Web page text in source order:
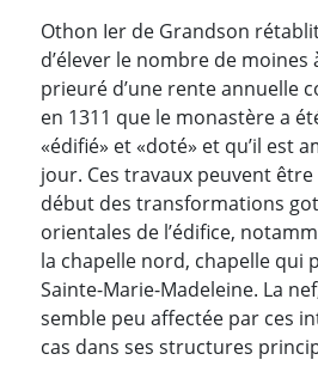
Othon Ier de Grandson
d’élever le nombre de moines
prieuré d’une rente annuelle
en 1311 que le monastère a
«édifié» et «doté» et qu’il est
jour. Ces travaux peuvent
début des transformations
orientales de l’édifice,
la chapelle nord, chapelle qui
Sainte-Marie-Madeleine. La
semble peu affectée par ces
cas dans ses structures